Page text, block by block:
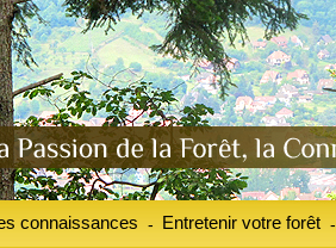
connaissances Entretenir votre forêt
- -